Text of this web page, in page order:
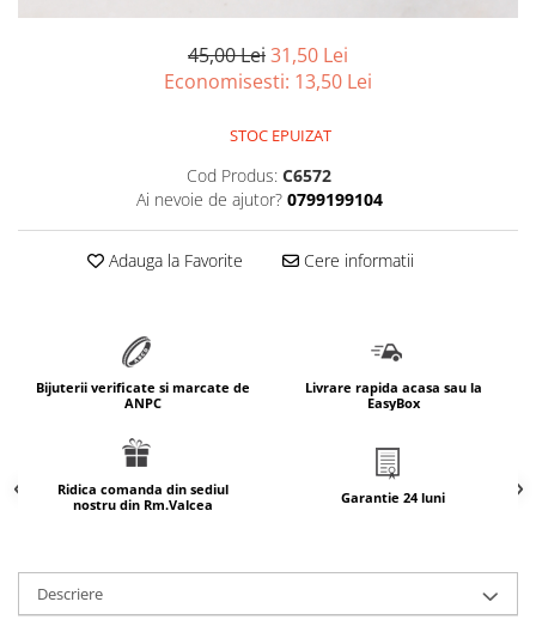
marimea 63
marimea 64
marimea 68
SETURI ARGINT
marime reglabila
marimea 49
marimea 50
marimea 52
marimea 53
45,00 Lei31,50 Lei
Economisesti: 13,50 Lei
STOC EPUIZAT
Cod Produs: C6572
Ai nevoie de ajutor? 0799199104
Adauga la Favorite Cere informatii
Bijuterii verificate si marcate de
ANPC
Livrare rapida acasa sau la
EasyBox
Ridica comanda din sediul
nostru din Rm.Valcea
Garantie 24 luni
Descriere